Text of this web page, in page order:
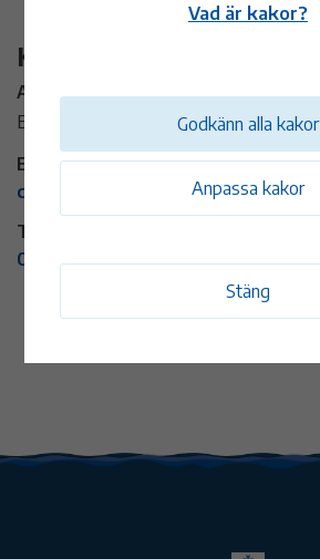
Kontaktinformation
Arrangör:
Energi- och klimatrådgivningen
E-post:
christine.dahlgren@monsteras.se
Telefon:
010-3537152
Vad är kakor?
Anpassa kakor
Stäng
Godkänn alla kakor